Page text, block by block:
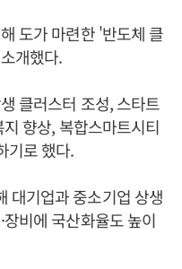
도가 마련한 '반도체 클
개했다.
클러스터 조성, 스타트
향상, 복합스마트시티
기로 했다.
대기업과 중소기업 상생
장비에 국산화율도 높이